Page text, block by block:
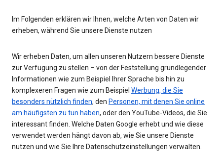
Im Folgenden erklären wir Ihnen, welche Arten von Daten wir
erheben, während Sie unsere Dienste nutzen
Wir erheben Daten, um allen unseren Nutzern bessere Dienste
zur Verfügung zu stellen – von der Feststellung grundlegender
Informationen wie zum Beispiel Ihrer Sprache bis hin zu
komplexeren Fragen wie zum Beispiel Werbung, die Sie
besonders nützlich finden, den Personen, mit denen Sie online
am häufigsten zu tun haben, oder den YouTube-Videos, die Sie
interessant finden. Welche Daten Google erhebt und wie diese
verwendet werden hängt davon ab, wie Sie unsere Dienste
nutzen und wie Sie Ihre Datenschutzeinstellungen verwalten.